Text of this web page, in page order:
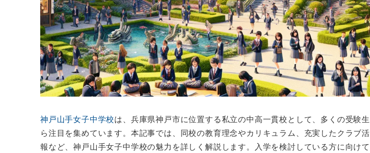
神戸山手女子中学校は、兵庫県神戸市に位置する私立の中高一貫校として、多くの受験
ら注目を集めています。本記事では、同校の教育理念やカリキュラム、充実したクラブ
報など、神戸山手女子中学校の魅力を詳しく解説します。入学を検討している方に向け